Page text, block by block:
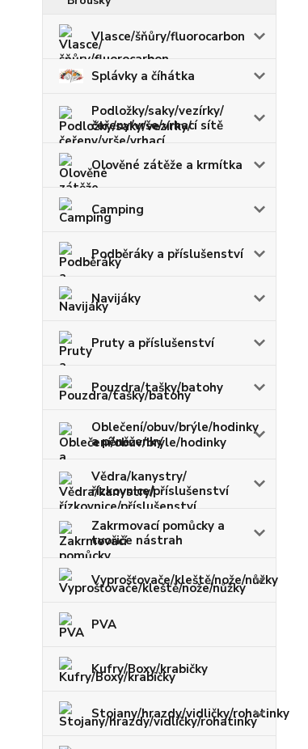
Vlasce/šňůry/fluorocarbon
Splávky a číhátka
Podložky/saky/vezírky/
čeřeny/vrše/vrhací sítě
Olověné zátěže a krmítka
Camping
Podběráky a příslušenství
Navijáky
Pruty a příslušenství
Pouzdra/tašky/batohy
Oblečení/obuv/brýle/hodinky
a pěněženky
Vědra/kanystry/
řízkovnice/příslušenství
Zakrmovací pomůcky a
tvořiče nástrah
Vyprošťovače/kleště/nože/nůžky
PVA
Kufry/Boxy/krabičky
Stojany/hrazdy/vidličky/rohatinky